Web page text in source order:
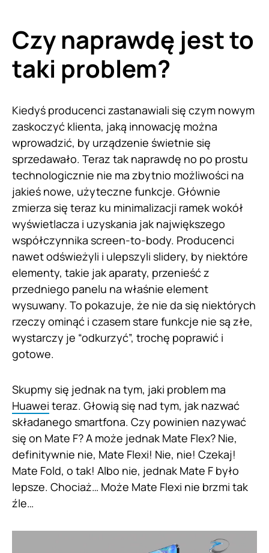
Czy naprawdę jest to
taki problem?
Kiedyś producenci zastanawiali się czym nowym
zaskoczyć klienta, jaką innowację można
wprowadzić, by urządzenie świetnie się
sprzedawało. Teraz tak naprawdę no po prostu
technologicznie nie ma zbytnio możliwości na
jakieś nowe, użyteczne funkcje. Głównie
zmierza się teraz ku minimalizacji ramek wokół
wyświetlacza i uzyskania jak największego
współczynnika screen-to-body. Producenci
nawet odświeżyli i ulepszyli slidery, by niektóre
elementy, takie jak aparaty, przenieść z
przedniego panelu na właśnie element
wysuwany. To pokazuje, że nie da się niektórych
rzeczy ominąć i czasem stare funkcje nie są złe,
wystarczy je “odkurzyć”, trochę poprawić i
gotowe.
Skupmy się jednak na tym, jaki problem ma
Huawei teraz. Głowią się nad tym, jak nazwać
składanego smartfona. Czy powinien nazywać
się on Mate F? A może jednak Mate Flex? Nie,
definitywnie nie, Mate Flexi! Nie, nie! Czekaj!
Mate Fold, o tak! Albo nie, jednak Mate F było
lepsze. Chociaż… Może Mate Flexi nie brzmi tak
źle…